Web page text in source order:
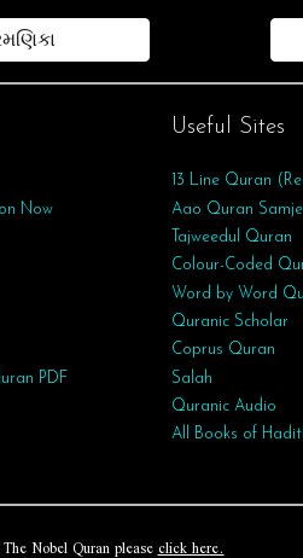
Now
PDF
Useful Sites
13 Line Quran
Aao Quran Samje
Tajweedul Quran
Colour-Coded
Word by Word
Quranic Scholar
Coprus Quran
Salah
Quranic Audio
All Books of
Nobel Quran pleaseclick here.